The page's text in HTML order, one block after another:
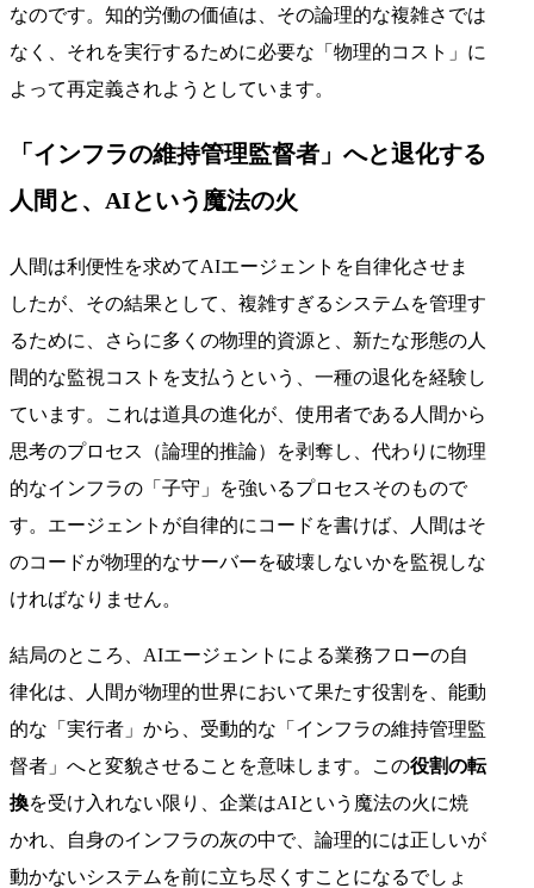
なのです。知的労働の価値は、その論理的な複雑さでは
なく、それを実行するために必要な「物理的コスト」に
よって再定義されようとしています。
「インフラの維持管理監督者」へと退化する
人間と、AIという魔法の火
人間は利便性を求めてAIエージェントを自律化させま
したが、その結果として、複雑すぎるシステムを管理す
るために、さらに多くの物理的資源と、新たな形態の人
間的な監視コストを支払うという、一種の退化を経験し
ています。これは道具の進化が、使用者である人間から
思考のプロセス（論理的推論）を剥奪し、代わりに物理
的なインフラの「子守」を強いるプロセスそのもので
す。エージェントが自律的にコードを書けば、人間はそ
のコードが物理的なサーバーを破壊しないかを監視しな
ければなりません。
結局のところ、AIエージェントによる業務フローの自
律化は、人間が物理的世界において果たす役割を、能動
的な「実行者」から、受動的な「インフラの維持管理監
督者」へと変貌させることを意味します。この役割の転
換を受け入れない限り、企業はAIという魔法の火に焼
かれ、自身のインフラの灰の中で、論理的には正しいが
動かないシステムを前に立ち尽くすことになるでしょ